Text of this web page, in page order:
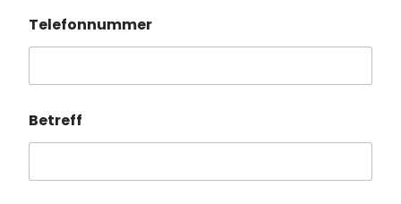
i
h
Telefonnummer
Betreff